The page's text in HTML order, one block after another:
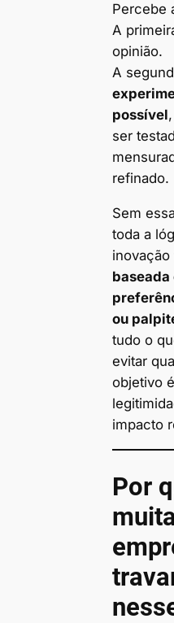
Percebe
A
opinião.
A
possível
ser
refinado.
Sem
toda a
inovação
baseada
ou
tudo o
evitar
objetivo
impacto
Por